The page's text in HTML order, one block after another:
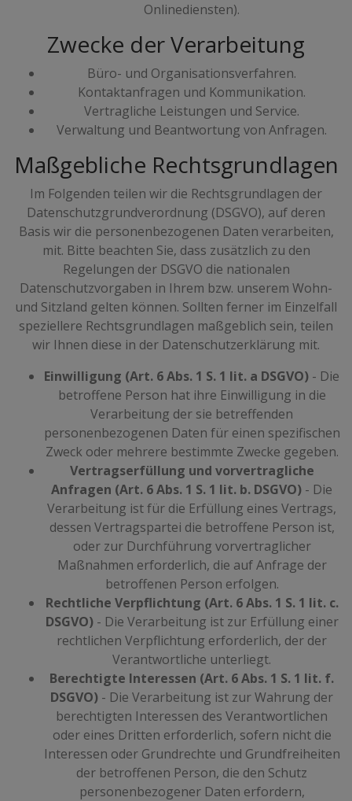
Onlinediensten).
Zwecke der Verarbeitung
Büro- und Organisationsverfahren.
Kontaktanfragen und Kommunikation.
Vertragliche Leistungen und Service.
Verwaltung und Beantwortung von Anfragen.
Maßgebliche Rechtsgrundlagen
Im Folgenden teilen wir die Rechtsgrundlagen der
Datenschutzgrundverordnung (DSGVO), auf deren
Basis wir die personenbezogenen Daten verarbeiten,
mit. Bitte beachten Sie, dass zusätzlich zu den
Regelungen der DSGVO die nationalen
Datenschutzvorgaben in Ihrem bzw. unserem Wohn-
und Sitzland gelten können. Sollten ferner im Einzelfall
speziellere Rechtsgrundlagen maßgeblich sein, teilen
wir Ihnen diese in der Datenschutzerklärung mit.
Einwilligung (Art. 6 Abs. 1 S. 1 lit. a DSGVO) - Die
betroffene Person hat ihre Einwilligung in die
Verarbeitung der sie betreffenden
personenbezogenen Daten für einen spezifischen
Zweck oder mehrere bestimmte Zwecke gegeben.
Vertragserfüllung und vorvertragliche
Anfragen (Art. 6 Abs. 1 S. 1 lit. b. DSGVO) - Die
Verarbeitung ist für die Erfüllung eines Vertrags,
dessen Vertragspartei die betroffene Person ist,
oder zur Durchführung vorvertraglicher
Maßnahmen erforderlich, die auf Anfrage der
betroffenen Person erfolgen.
Rechtliche Verpflichtung (Art. 6 Abs. 1 S. 1 lit. c.
DSGVO)- Die Verarbeitung ist zur Erfüllung einer
rechtlichen Verpflichtung erforderlich, der der
Verantwortliche unterliegt.
Berechtigte Interessen (Art. 6 Abs. 1 S. 1 lit. f.
DSGVO) - Die Verarbeitung ist zur Wahrung der
berechtigten Interessen des Verantwortlichen
oder eines Dritten erforderlich, sofern nicht die
Interessen oder Grundrechte und Grundfreiheiten
der betroffenen Person, die den Schutz
personenbezogener Daten erfordern,